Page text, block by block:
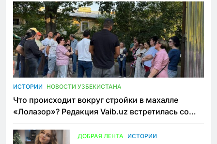
ИСТОРИИ НОВОСТИ УЗБЕКИСТАНА
Что происходит вокруг стройки в махалле
«Лолазор»? Редакция Vaib.uz встретилась со
ДОБРАЯ ЛЕНТА ИСТОРИИ